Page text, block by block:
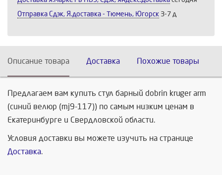
Отправка Сдэк, Я.доставка - Тюмень, Югорск 3-7 д
Описание товара Доставка Похожие товары
Предлагаем вам купить стул барный dobrin kruger arm
(синий велюр (mj9-117)) по самым низким ценам в
Екатеринбурге и Свердловской области.
Условия доставки вы можете изучить на странице
Доставка.